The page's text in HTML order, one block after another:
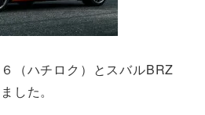
（ハチロク）とスバルBRZ
した。